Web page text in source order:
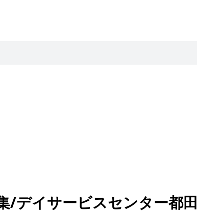
/デイサービスセンター都田